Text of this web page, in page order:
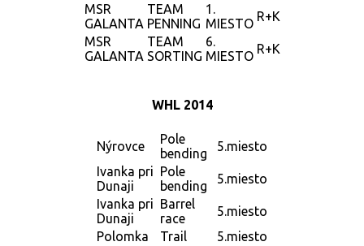
MSR
GALANTA
TEAM
PENNING
1.
MIESTO R+K
MSR
GALANTA
TEAM
SORTING
6.
MIESTO R+K
WHL 2014
Nýrovce
Pole
bending
5.miesto
Ivanka pri
Dunaji
Pole
bending
5.miesto
Ivanka pri
Dunaji
Barrel
race
5.miesto
Polomka
Trail
5.miesto